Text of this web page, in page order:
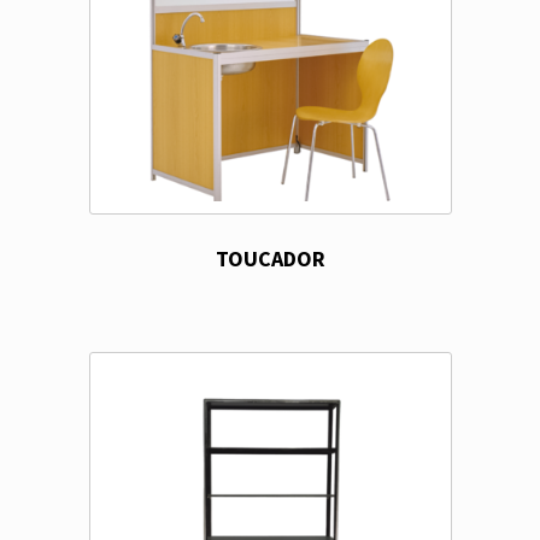
TOUCADOR